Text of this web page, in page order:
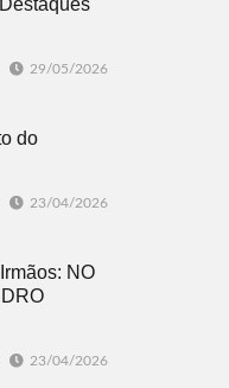
29/05/2026
do
23/04/2026
NO
23/04/2026